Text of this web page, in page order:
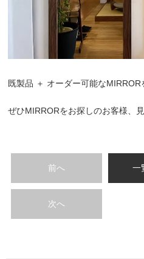
既製品 ＋ オーダー可能な
ぜひMIRRORをお探しのお客様、
前へ 一
次へ